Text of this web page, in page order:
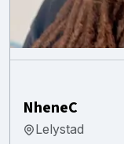
NheneC
Lelystad